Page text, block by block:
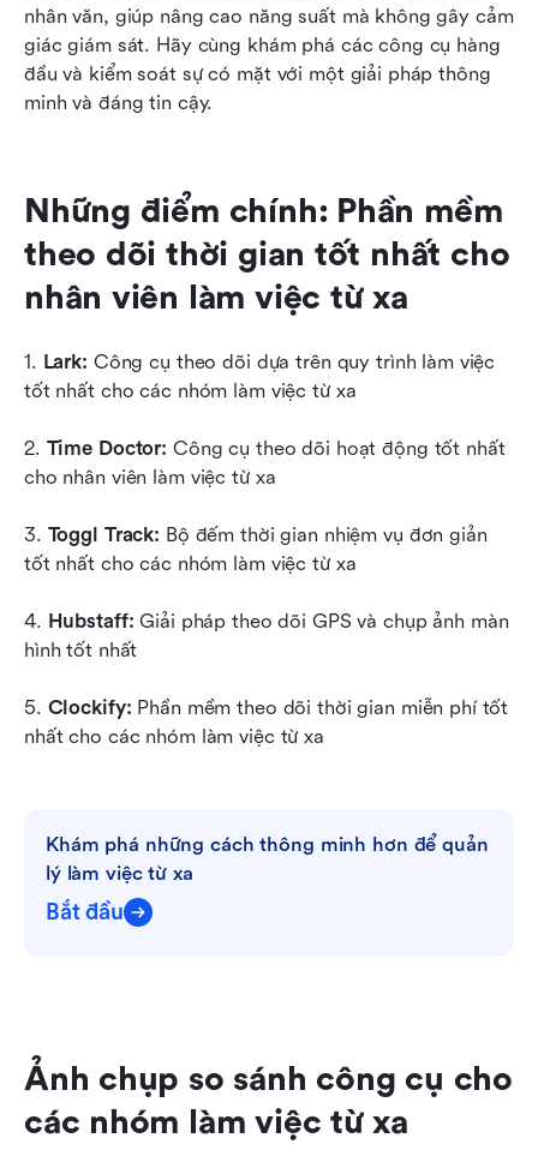
nhân văn, giúp nâng cao năng suất mà không gây cảm
giác giám sát. Hãy cùng khám phá các công cụ hàng
đầu và kiểm soát sự có mặt với một giải pháp thông
minh và đáng tin cậy.
Những điểm chính: Phần mềm
theo dõi thời gian tốt nhất cho
nhân viên làm việc từ xa
1. Lark: Công cụ theo dõi dựa trên quy trình làm việc
tốt nhất cho các nhóm làm việc từ xa
2. Time Doctor: Công cụ theo dõi hoạt động tốt nhất
cho nhân viên làm việc từ xa
3. Toggl Track: Bộ đếm thời gian nhiệm vụ đơn giản
tốt nhất cho các nhóm làm việc từ xa
4. Hubstaff: Giải pháp theo dõi GPS và chụp ảnh màn
hình tốt nhất
5. Clockify: Phần mềm theo dõi thời gian miễn phí tốt
nhất cho các nhóm làm việc từ xa
Khám phá những cách thông minh hơn để quản
lý làm việc từ xa
Bắt đầu
Ảnh chụp so sánh công cụ cho
các nhóm làm việc từ xa
Câu hỏi thường gặp
Đọc thêm